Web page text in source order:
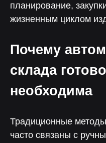
планирование,
жизненным циклом
Почему
склада
необходима
Традиционные
часто связаны с